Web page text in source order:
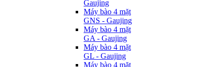
Gaujing
Máy bào 4 mặt
GNS - Gaujing
Máy bào 4 mặt
GA - Gaujing
Máy bào 4 mặt
GL - Gaujing
Máy bào 4 mặt